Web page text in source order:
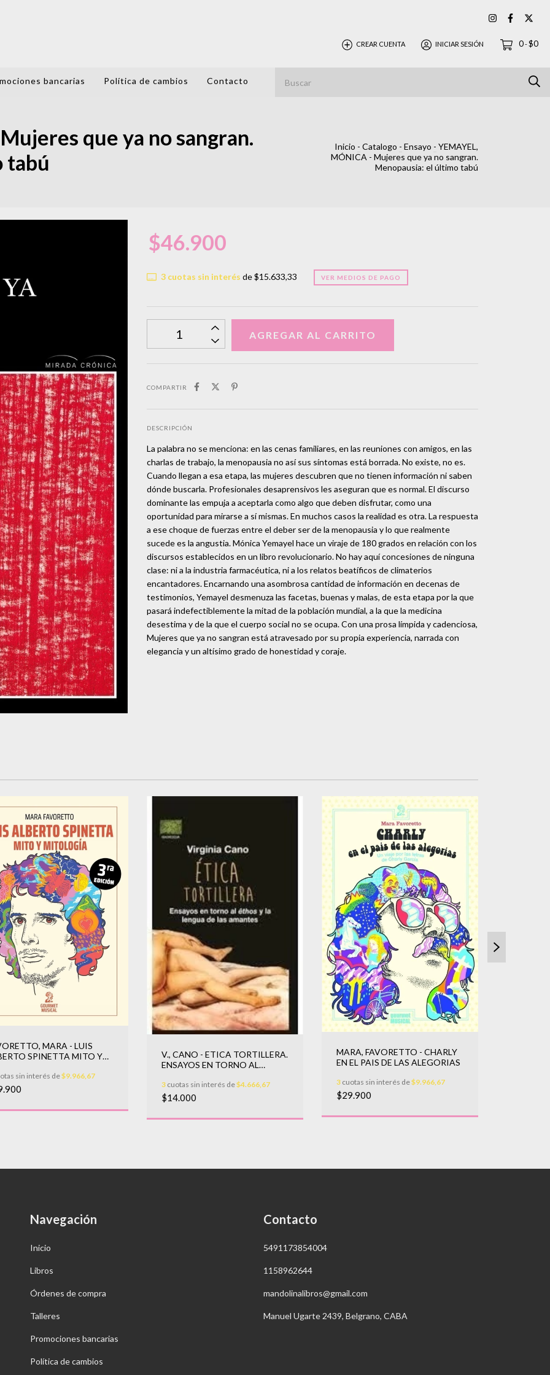
CREAR CUENTA INICIAR SESIÓN 0-$0
bancarias Política de cambios Contacto
que ya no sangran.
tabú
Inicio - Catalogo - Ensayo - YEMAYEL,
MÓNICA - Mujeres que ya no sangran.
Menopausia: el último tabú
$46.900
3cuotas sin interés de$15.633,33 VER MEDIOS DE PAGO
COMPARTIR
DESCRIPCIÓN
La palabra no se menciona: en las cenas familiares, en las reuniones con amigos, en las
charlas de trabajo, la menopausia no así sus síntomas está borrada. No existe, no es.
Cuando llegan a esa etapa, las mujeres descubren que no tienen información ni saben
dónde buscarla. Profesionales desaprensivos les aseguran que es normal. El discurso
dominante las empuja a aceptarla como algo que deben disfrutar, como una
oportunidad para mirarse a sí mismas. En muchos casos la realidad es otra. La respuesta
a ese choque de fuerzas entre el deber ser de la menopausia y lo que realmente
sucede es la angustia. Mónica Yemayel hace un viraje de 180 grados en relación con los
discursos establecidos en un libro revolucionario. No hay aquí concesiones de ninguna
clase: ni a la industria farmacéutica, ni a los relatos beatíficos de climaterios
encantadores. Encarnando una asombrosa cantidad de información en decenas de
testimonios, Yemayel desmenuza las facetas, buenas y malas, de esta etapa por la que
pasará indefectiblemente la mitad de la población mundial, a la que la medicina
desestima y de la que el cuerpo social no se ocupa. Con una prosa límpida y cadenciosa,
Mujeres que ya no sangran está atravesado por su propia experiencia, narrada con
elegancia y un altísimo grado de honestidad y coraje.
MARA - LUIS
SPINETTA MITO Y
sin interés de$9.966,67
V., CANO - ETICA TORTILLERA.
ENSAYOS EN TORNO AL
3 cuotas sin interés de$4.666,67
$14.000
MARA, FAVORETTO - CHARLY
EN EL PAIS DE LAS ALEGORIAS
3 cuotas sin interés de$9.966,67
$29.900
Navegación
Inicio
Libros
Órdenes de compra
Talleres
Promociones bancarias
Política de cambios
Contacto
5491173854004
1158962644
mandolinalibros@gmail.com
Manuel Ugarte 2439, Belgrano, CABA